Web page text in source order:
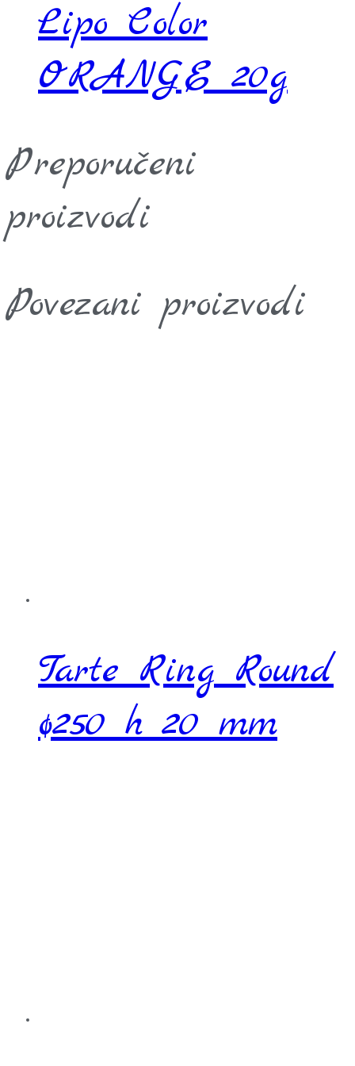
Lipo Color
ORANGE 20g
Preporučeni
proizvodi
Povezani proizvodi
Tarte Ring Round
ø250 h 20 mm